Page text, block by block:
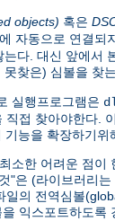
objects) 혹은
자동으로 연결되
다. 대신 앞에서
찾은) 심볼을 찾
실행프로그램은
접 찾아야한다.
능을 확장하기
소한 어려운 점
"은 (라이브러리
의 전역심볼
익스포트하도록